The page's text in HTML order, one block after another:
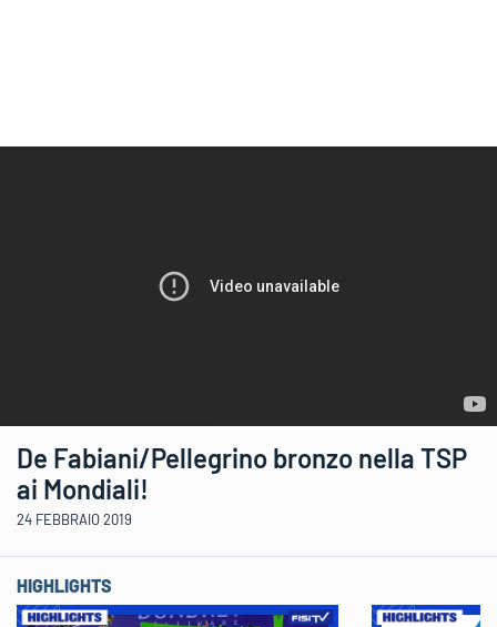
De Fabiani/Pellegrino bronzo nella TSP
ai Mondiali!
24 FEBBRAIO 2019
HIGHLIGHTS